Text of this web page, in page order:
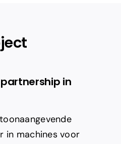
in
in machines voor